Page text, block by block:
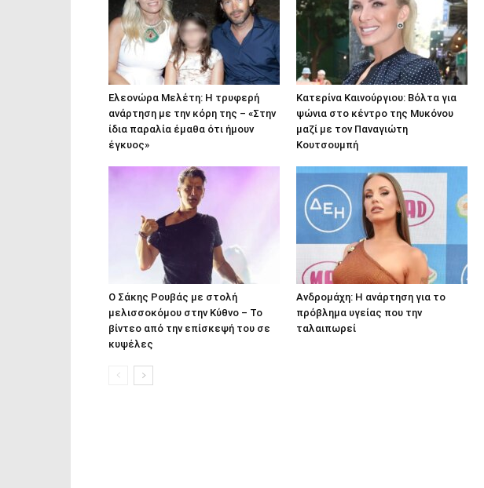
Ελεονώρα Μελέτη: Η τρυφερή
ανάρτηση με την κόρη της – «Στην
ίδια παραλία έμαθα ότι ήμουν
έγκυος»
Κατερίνα Καινούργιου: Βόλτα για
ψώνια στο κέντρο της Μυκόνου
μαζί με τον Παναγιώτη
Κουτσουμπή
Ο Σάκης Ρουβάς με στολή
μελισσοκόμου στην Κύθνο – Το
βίντεο από την επίσκεψή του σε
κυψέλες
Ανδρομάχη: Η ανάρτηση για το
πρόβλημα υγείας που την
ταλαιπωρεί